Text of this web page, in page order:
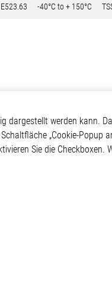
E523.63 -40°C to + 150°C
Kontakt
Elmos
Werkstättenstraße
dargestellt werden kann.
„Cookie-Popup
Sie die Checkboxen.